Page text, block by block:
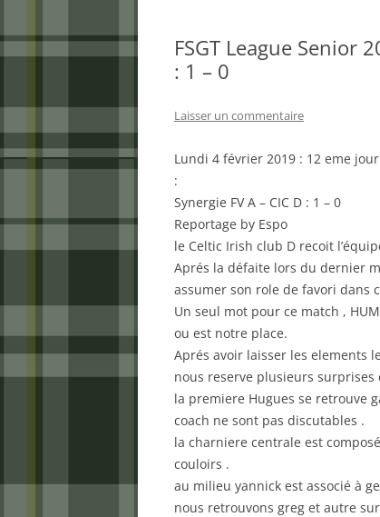
FSGT League Senior
: 1 – 0
Laisser un commentaire
Lundi 4 février 2019 : 12 eme
:
Synergie FV A – CIC D : 1 – 0
Reportage by Espo
le Celtic Irish club D recoit
Aprés la défaite lors du dernier
assumer son role de favori dans
Un seul mot pour ce match ,
ou est notre place.
Aprés avoir laisser les elements
nous reserve plusieurs
la premiere Hugues se retrouve
coach ne sont pas discutables .
la charniere centrale est
couloirs .
au milieu yannick est associé à
nous retrouvons greg et autre